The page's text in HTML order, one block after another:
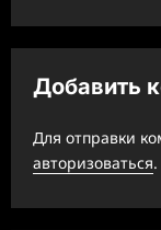
а
ц
я
з
а
Добавить
Для отправки
авторизоваться.